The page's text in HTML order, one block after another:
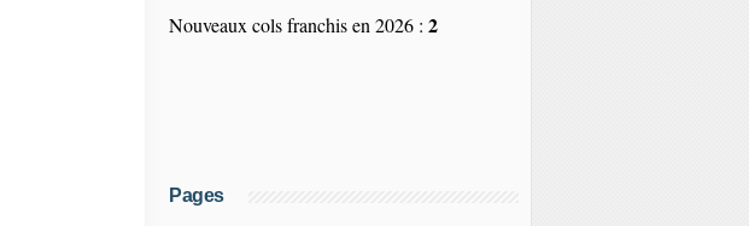
Nouveaux cols franchis en 2026 : 2
Pages